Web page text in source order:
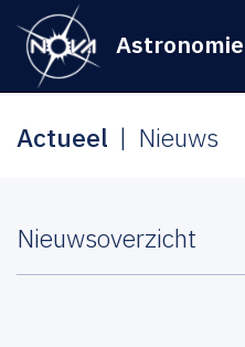
Astronomie
Actueel Nieuws
Nieuwsoverzicht